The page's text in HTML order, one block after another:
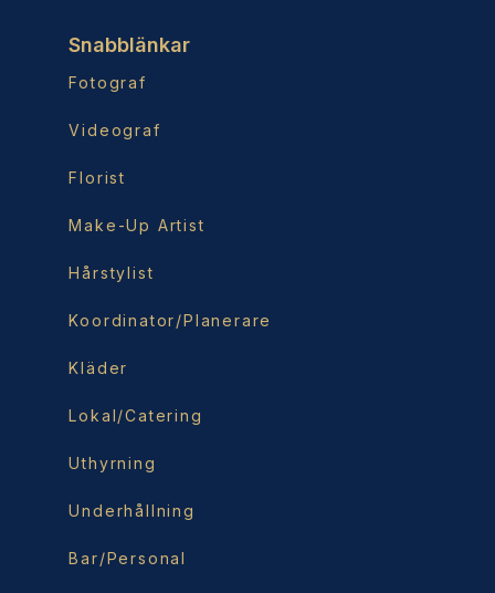
Snabblänkar
Fotograf
Videograf
Florist
Make-Up Artist
Hårstylist
Koordinator/Planerare
Kläder
Lokal/Catering
Uthyrning
Underhållning
Bar/Personal